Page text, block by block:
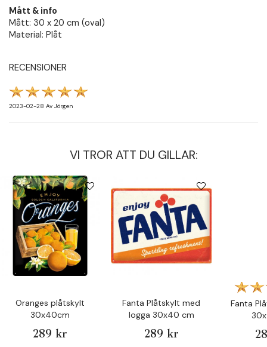
Mått & info
Mått: 30 x 20 cm (oval)
Material: Plåt
RECENSIONER
2023-02-28 Av Jörgen
VI TROR ATT DU GILLAR:
Oranges plåtskylt
30x40cm
289 kr
Fanta Plåtskylt med
logga 30x40 cm
289 kr
Fanta